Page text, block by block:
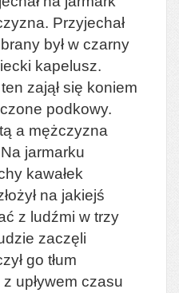
Przyjechał
był w czarny
kapelusz.
zajął się koniem
podkowy.
a mężczyzna
jarmarku
kawałek
na jakiejś
z ludźmi w trzy
zaczęli
go tłum
upływem czasu